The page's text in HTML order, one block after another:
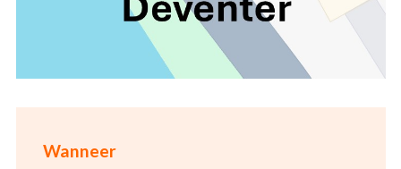
Wanneer